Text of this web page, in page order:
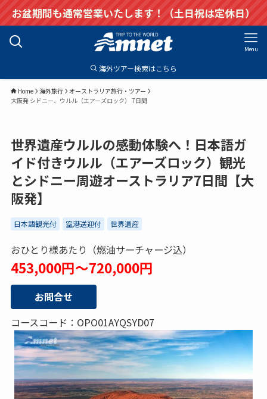
お盆期間も通常営業いたします！（土日祝は定休日）
Menu
海外ツアー検索はこちら
Home 海外旅行
オーストラリア旅行・ツアー
大阪発 シドニー、ウルル（エアーズロック） 7日間
世界遺産ウルルの感動体験へ！日本語ガ
イド付きウルル（エアーズロック）観光
とシドニー周遊オーストラリア7日間【大
阪発】
日本語観光付 空港送迎付 世界遺産
おひとり様あたり（燃油サーチャージ込）
453,000円～720,000円
お問合せ
コースコード：OPO01AYQSYD07